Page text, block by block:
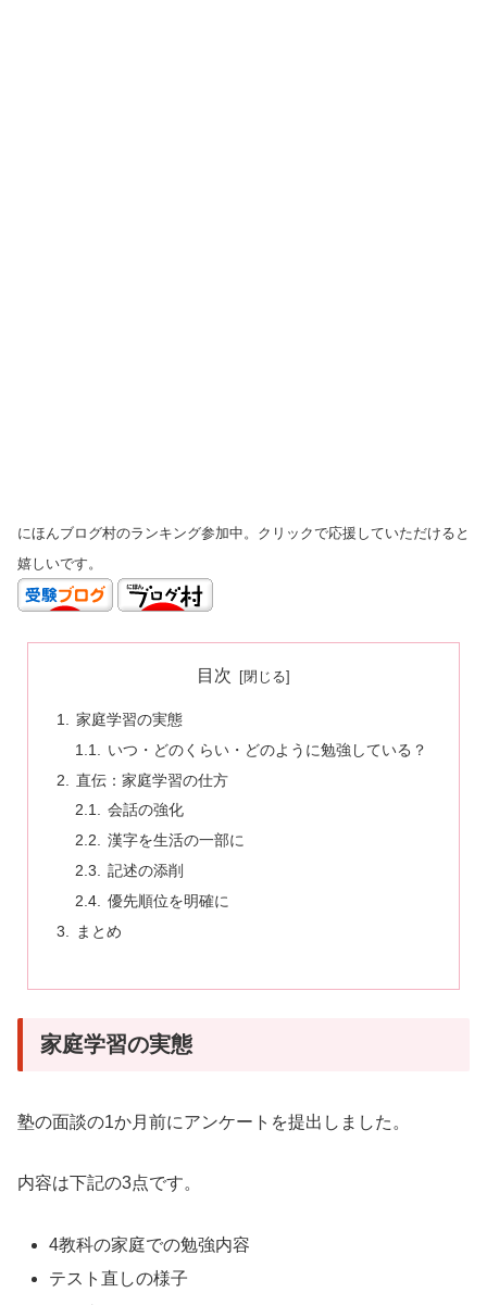
にほんブログ村のランキング参加中。クリックで応援していただけると
嬉しいです。
目次
家庭学習の実態
いつ・どのくらい・どのように勉強している？
直伝：家庭学習の仕方
会話の強化
漢字を生活の一部に
記述の添削
優先順位を明確に
まとめ
家庭学習の実態
塾の面談の1か月前にアンケートを提出しました。
内容は下記の3点です。
4教科の家庭での勉強内容
テスト直しの様子